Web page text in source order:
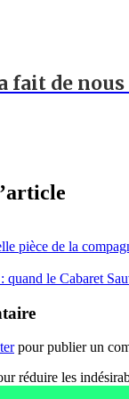
fait de
pièce de la
le Cabaret
pour publier un
réduire les